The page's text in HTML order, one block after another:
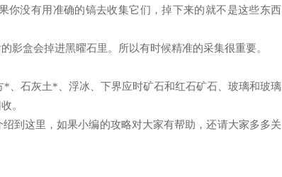
你没有用准确的镐去收集它们，掉下来的就不是这些东西
影盒会掉进黑曜石里。所以有时候精准的采集很重要。
、石灰土*、浮冰、下界应时矿石和红石矿石、玻璃和玻璃
。
到这里，如果小编的攻略对大家有帮助，还请大家多多关